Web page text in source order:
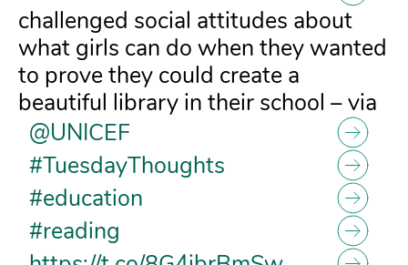
challenged social attitudes about
what girls can do when they wanted
to prove they could create a
beautiful library in their school – via
@UNICEF
#TuesdayThoughts
#education
#reading